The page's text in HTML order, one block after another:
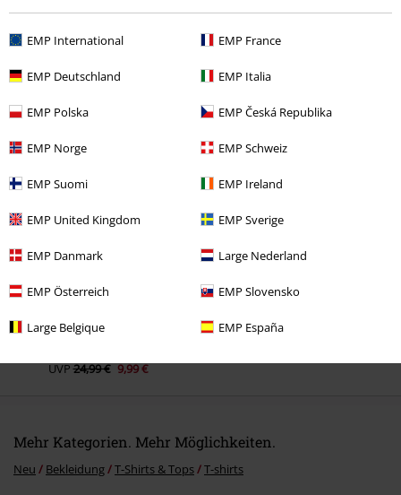
EMP International EMP France
EMP Deutschland EMP Italia
EMP Polska EMP Česká Republika
EMP Norge EMP Schweiz
EMP Suomi EMP Ireland
EMP United Kingdom EMP Sverige
EMP Danmark Large Nederland
EMP Österreich EMP Slovensko
Large Belgique EMP España
UVP24,99 € 9,99 €
Mehr Kategorien. Mehr Möglichkeiten.
Neu Bekleidung T-Shirts & Tops T-shirts